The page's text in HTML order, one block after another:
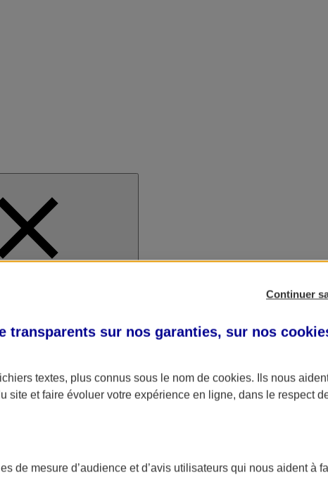
Continuer
transparents sur nos garanties, sur nos
textes, plus connus sous le nom de cookies. Ils nous
site et faire évoluer votre expérience en ligne, dans le respect
de mesure d’audience et d’avis utilisateurs qui nous aident à